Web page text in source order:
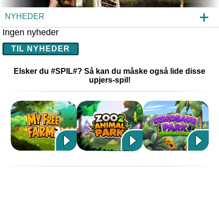
GARBAGE GARAGE
NYHEDER
INDBLIK
OFTE STILLEDE SPØRGSMÅL
Ingen nyheder
TIL NYHEDER
Elsker du #SPIL#? Så kan du måske også lide disse
upjers-spil!